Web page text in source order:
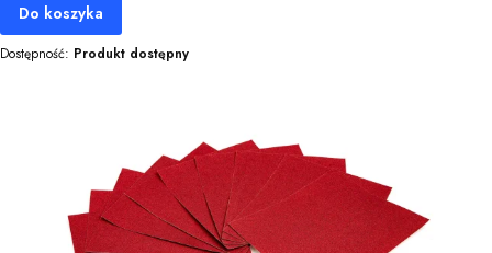
Do koszyka
Dostępność: Produkt dostępny